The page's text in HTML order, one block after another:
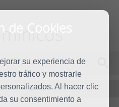
de Cookies
su experiencia de
tráfico y mostrarle
Al hacer clic
su consentimiento a